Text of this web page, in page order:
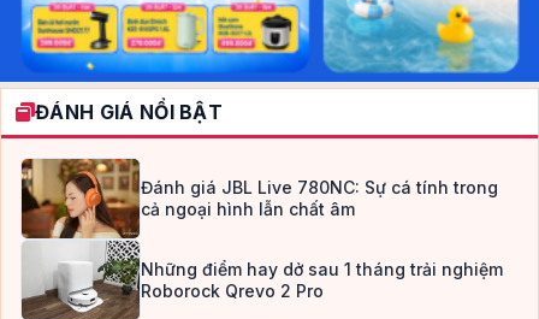
ĐÁNH GIÁ NỔI BẬT
Đánh giá JBL Live 780NC: Sự cá tính trong
cả ngoại hình lẫn chất âm
Những điểm hay dở sau 1 tháng trải nghiệm
Roborock Qrevo 2 Pro